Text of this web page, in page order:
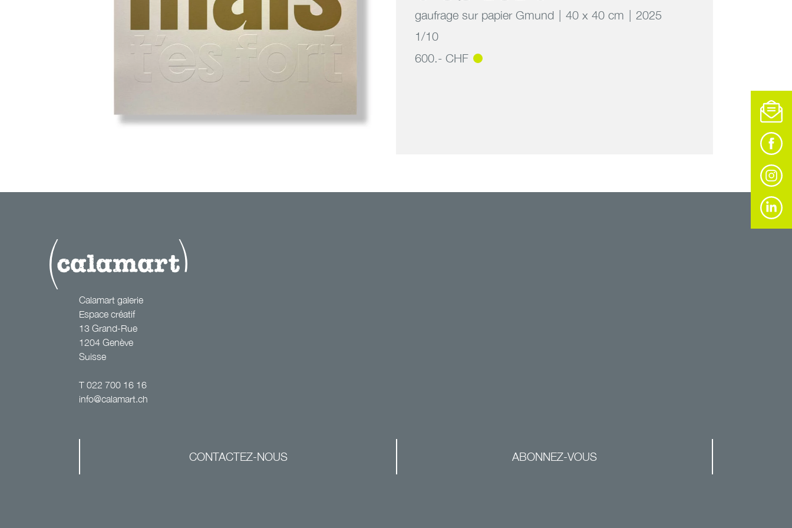
gaufrage sur papier Gmund 40 x 40 cm
2025
1/10
600.- CHF
terrien mais t’es fort
Calamart galerie
Espace créatif
13 Grand-Rue
1204 Genève
Suisse
T022 700 16 16
info@calamart.ch
CONTACTEZ-NOUS ABONNEZ-VOUS